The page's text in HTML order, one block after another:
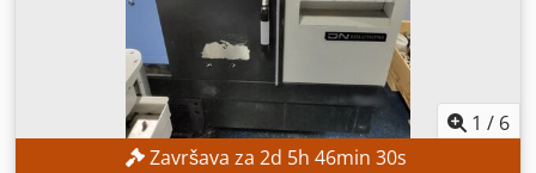
1 / 6
Završava za 2d 5h 46min 28s